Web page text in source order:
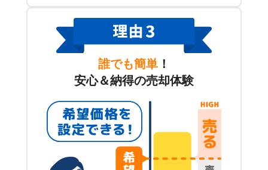
誰でも簡単 ！
安心＆納得の売却体験